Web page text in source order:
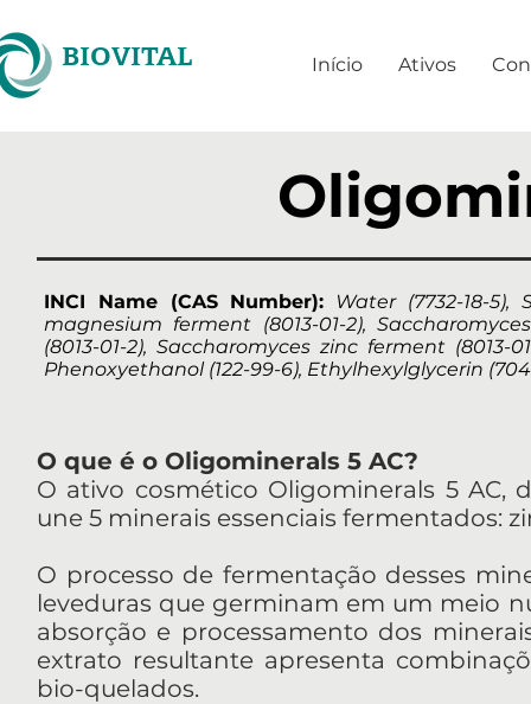
BIOVITAL Início Ativos
INCI Name (CAS Number):
Water (7732-18-5),
magnesium ferment (8013-01-2),
(8013-01-2), Saccharomyces zinc ferment
Phenoxyethanol (122-99-6), Ethylhexylglycerin
O que é o Oligominerals 5 AC?
O ativo cosmético Oligominerals 5
une 5 minerais essenciais fermentados:
O processo de fermentação desses
leveduras que germinam em um meio
absorção e processamento dos
extrato resultante apresenta
bio-quelados.